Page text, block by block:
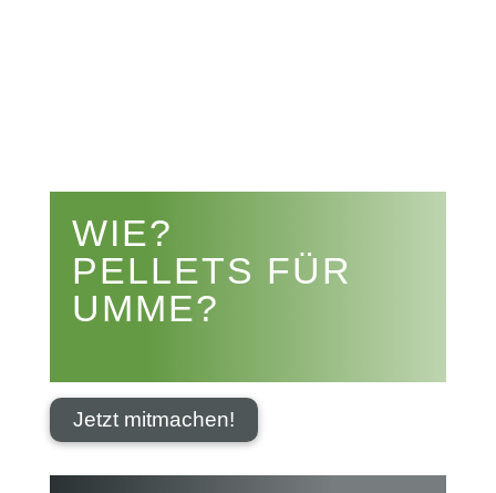
WIE?
PELLETS FÜR
UMME?
Jetzt mitmachen!